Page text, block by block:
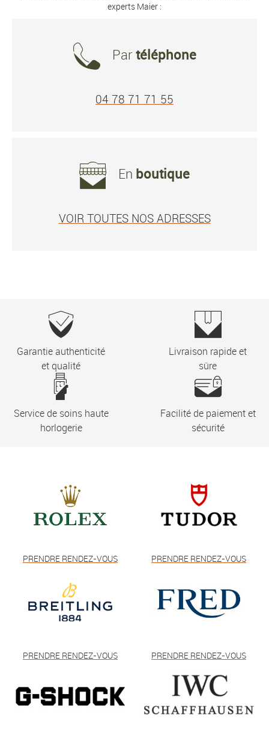
experts Maier :
Par téléphone
04 78 71 71 55
En boutique
VOIR TOUTES NOS ADRESSES
Garantie authenticité
et qualité
Livraison rapide et
sûre
Service de soins haute
horlogerie
Facilité de paiement et
sécurité
PRENDRE RENDEZ-VOUS PRENDRE RENDEZ-VOUS
PRENDRE RENDEZ-VOUS PRENDRE RENDEZ-VOUS